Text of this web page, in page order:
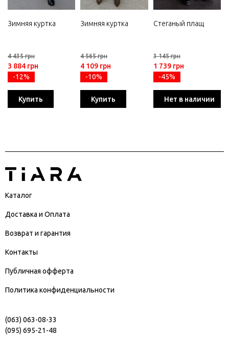
Зимняя куртка
4 435 грн
3 884 грн
-12%
Купить
Зимняя куртка
4 565 грн
4 109 грн
-10%
Купить
Стеганый плащ
3 145 грн
1 739 грн
-45%
Нет в наличии
Каталог
Доставка и Оплата
Возврат и гарантия
Контакты
Публичная офферта
Политика конфиденциальности
(063) 063-08-33
(095) 695-21-48